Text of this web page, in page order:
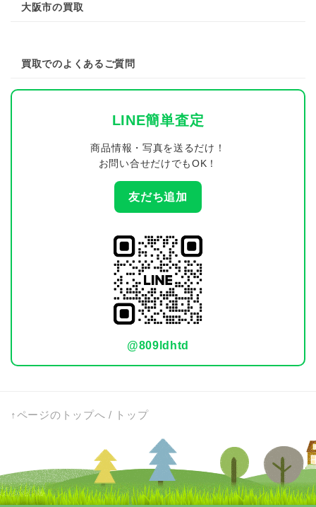
大阪市の買取
買取でのよくあるご質問
LINE簡単査定
商品情報・写真を送るだけ！
お問い合せだけでもOK！
友だち追加
@809ldhtd
↑ページのトップへ / トップ